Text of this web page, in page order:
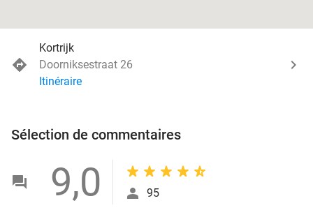
Kortrijk
Doorniksestraat 26
Itinéraire
Sélection de commentaires
9,0 95